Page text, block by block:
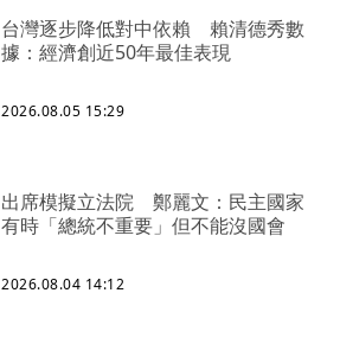
台灣逐步降低對中依賴 賴清德秀數
據：經濟創近50年最佳表現
2026.08.05 15:29
出席模擬立法院 鄭麗文：民主國家
有時「總統不重要」但不能沒國會
2026.08.04 14:12